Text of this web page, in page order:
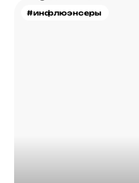
#инфлюэнсеры